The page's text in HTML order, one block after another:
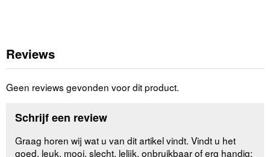
Reviews
Geen reviews gevonden voor dit product.
Schrijf een review
Graag horen wij wat u van dit artikel vindt. Vindt u het
goed, leuk, mooi, slecht, lelijk, onbruikbaar of erg handig: